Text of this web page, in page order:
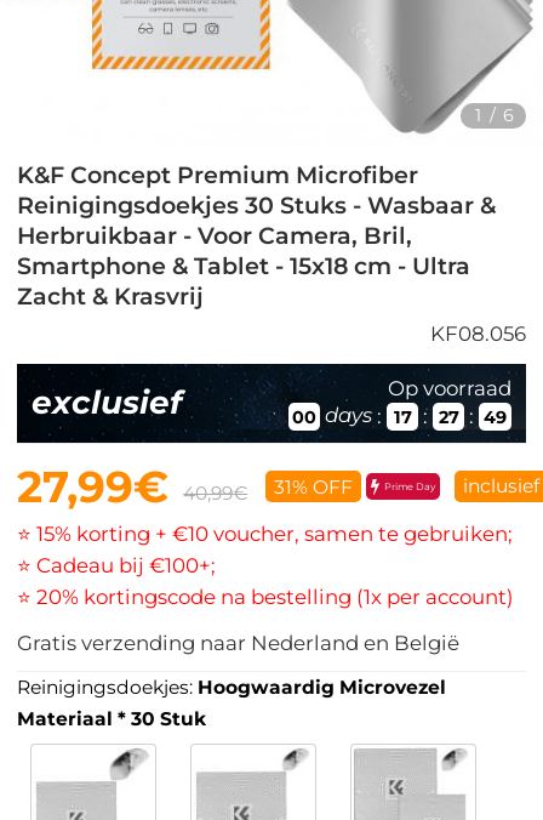
1 / 6
K&F Concept Premium Microfiber
Reinigingsdoekjes 30 Stuks - Wasbaar &
Herbruikbaar - Voor Camera, Bril,
Smartphone & Tablet - 15x18 cm - Ultra
Zacht & Krasvrij
KF08.056
exclusief Op voorraad
00 days : 17 : 27 : 49
27,99€ 40,99€ 31% OFF Prime Day
⭐ 15% korting + €10 voucher, samen te gebruiken;
⭐ Cadeau bij €100+;
⭐ 20% kortingscode na bestelling (1x per account)
Gratis verzending naar Nederland en België
Reinigingsdoekjes: Hoogwaardig Microvezel
Materiaal * 30 Stuk